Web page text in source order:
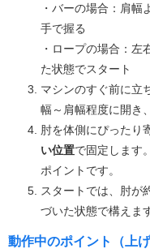
・バーの場合：肩
手で握る
・ロープの場合：
た状態でスタート
マシンのすぐ前に立
幅～肩幅程度に開き
肘を体側にぴったり
い位置で固定します
ポイントです。
スタートでは、肘が
づいた状態で構えま
動作中のポイント（上